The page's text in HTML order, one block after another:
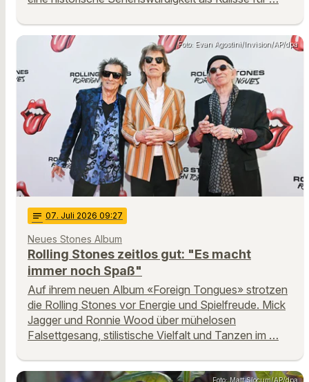
Foto: Evan Agostini/Invision/AP/dpa
notes 07. Juli 2026 09:27
Neues Stones Album
Rolling Stones zeitlos gut: "Es macht
immer noch Spaß"
Auf ihrem neuen Album «Foreign Tongues» strotzen
die Rolling Stones vor Energie und Spielfreude. Mick
Jagger und Ronnie Wood über mühelosen
Falsettgesang, stilistische Vielfalt und Tanzen im …
Foto: Matt Slocum/AP/dpa